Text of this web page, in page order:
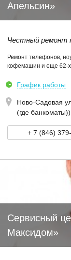
Апельсин»
Честный ремонт
Ремонт телефонов,
кофемашин и еще 62-х
График работы
Ново-Садовая
(где банкоматы))
+ 7 (846) 379-
Сервисный
Максидом»